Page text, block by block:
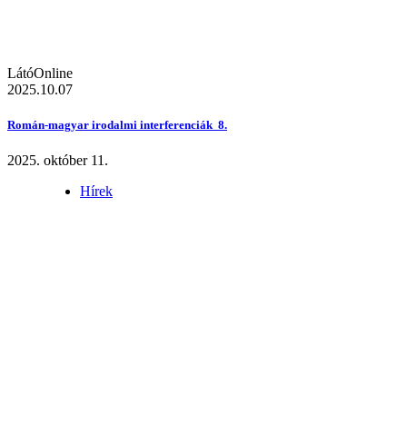
LátóOnline
2025.10.07
Román-magyar irodalmi interferenciák 8.
2025. október 11.
Hírek